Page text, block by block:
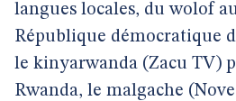
langues locales, du wolof
République démocratique
le kinyarwanda (Zacu TV)
Rwanda, le malgache